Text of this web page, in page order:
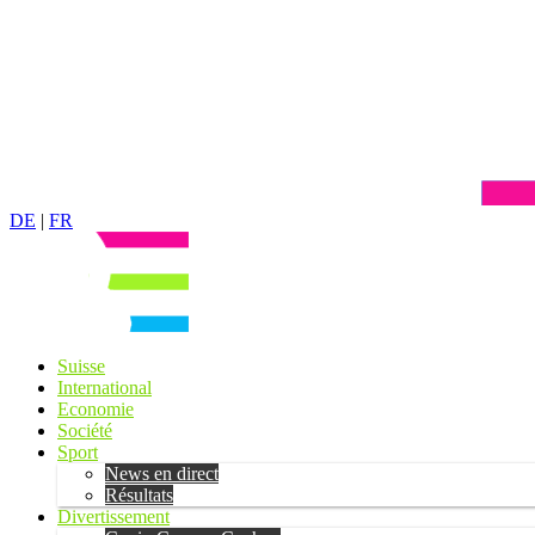
DE | FR
Suisse
International
Economie
Société
Sport
News en direct
Résultats
Divertissement